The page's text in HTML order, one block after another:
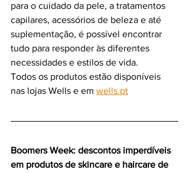
para o cuidado da pele, a tratamentos
capilares, acessórios de beleza e até
suplementação, é possível encontrar
tudo para responder às diferentes
necessidades e estilos de vida.
Todos os produtos estão disponíveis
nas lojas Wells e em wells.pt
Boomers Week: descontos imperdíveis
em produtos de skincare e haircare de